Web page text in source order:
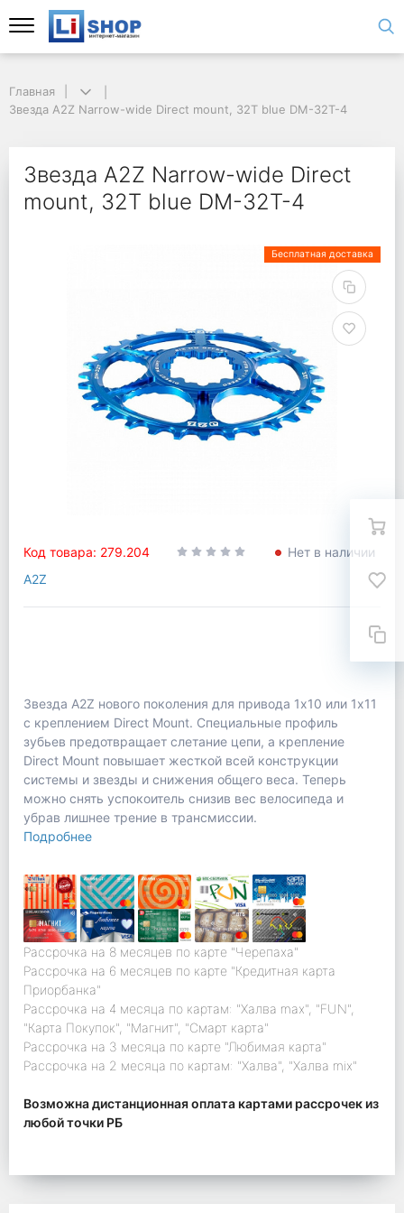
Главная
Звезда A2Z Narrow-wide Direct mount, 32T blue DM-32T-4
Звезда A2Z Narrow-wide Direct
mount, 32T blue DM-32T-4
Бесплатная доставка
Код товара: 279.204
Нет в наличии
A2Z
Звезда A2Z нового поколения для привода 1х10 или 1х11
с креплением Direct Mount. Специальные профиль
зубьев предотвращает слетание цепи, а крепление
Direct Mount повышает жесткой всей конструкции
системы и звезды и снижения общего веса. Теперь
можно снять успокоитель снизив вес велосипеда и
убрав лишнее трение в трансмиссии.
Подробнее
Рассрочка на 8 месяцев по карте "Черепаха"
Рассрочка на 6 месяцев по карте "Кредитная карта
Приорбанка"
Рассрочка на 4 месяца по картам: "Халва max", "FUN",
"Карта Покупок", "Магнит", "Смарт карта"
Рассрочка на 3 месяца по карте "Любимая карта"
Рассрочка на 2 месяца по картам: "Халва", "Халва mix"
Возможна дистанционная оплата картами рассрочек из
любой точки РБ